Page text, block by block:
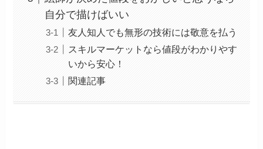
自分で描けばいい
友人知人でも無形の技術には敬意を払う
スキルマーケットなら値段がわかりやす
いから安心！
関連記事